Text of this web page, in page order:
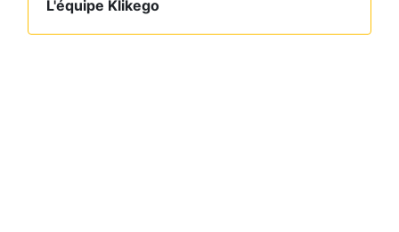
L'équipe Klikego